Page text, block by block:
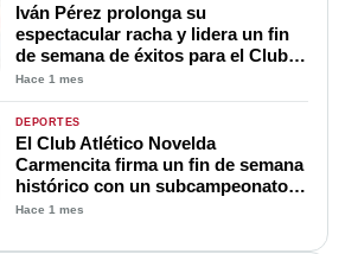
Iván Pérez prolonga su
espectacular racha y lidera un fin
de semana de éxitos para el Club
Atlético Novelda Carmencita
Hace 1 mes
DEPORTES
El Club Atlético Novelda
Carmencita firma un fin de semana
histórico con un subcampeonato
de España y destacados resultados
Hace 1 mes